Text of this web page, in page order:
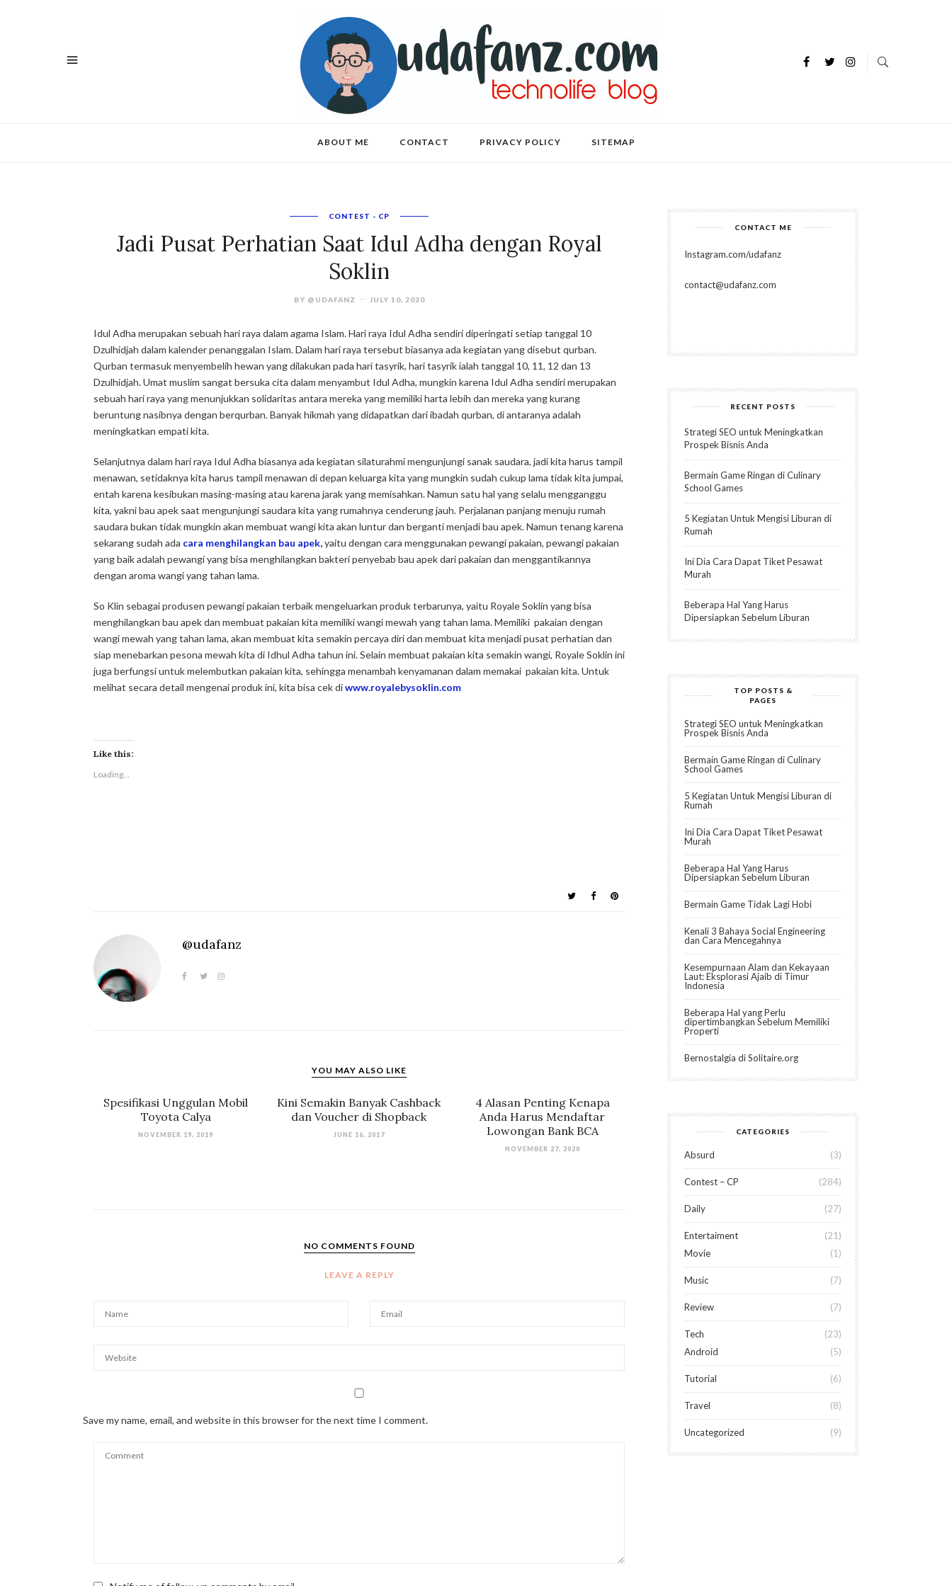
ABOUT ME CONTACT PRIVACY POLICY SITEMAP
CONTEST - CP
Jadi Pusat Perhatian Saat Idul Adha dengan Royal
Soklin
BY @UDAFANZ JULY 10, 2020
Idul Adha merupakan sebuah hari raya dalam agama Islam. Hari raya Idul Adha sendiri diperingati setiap tanggal 10
Dzulhidjah dalam kalender penanggalan Islam. Dalam hari raya tersebut biasanya ada kegiatan yang disebut qurban.
Qurban termasuk menyembelih hewan yang dilakukan pada haritasyrik, haritasyrikialah tanggal 10, 11, 12 dan 13
Dzulhidjah. Umat muslim sangat bersuka cita dalam menyambut Idul Adha, mungkin karena Idul Adha sendiri merupakan
sebuah hari raya yang menunjukkan solidaritas antara mereka yang memiliki harta lebih dan mereka yang kurang
beruntung nasibnya dengan berqurban. Banyak hikmah yang didapatkan dari ibadah qurban, di antaranya adalah
meningkatkan empati kita.
Selanjutnya dalam hari raya Idul Adha biasanya ada kegiatan silaturahmi mengunjungi sanak saudara, jadi kita harus tampil
menawan, setidaknya kita harus tampil menawan di depan keluarga kita yang mungkin sudah cukup lama tidak kita jumpai,
entah karena kesibukan masing-masing atau karena jarak yang memisahkan. Namun satu hal yang selalu mengganggu
kita, yakni bau apek saat mengunjungi saudara kita yang rumahnya cenderung jauh. Perjalanan panjang menuju rumah
saudara bukan tidak mungkin akan membuat wangi kita akan luntur dan berganti menjadi bau apek. Namun tenang karena
sekarang sudah ada cara menghilangkan bau apek,yaitu dengan cara menggunakan pewangi pakaian, pewangi pakaian
yang baik adalah pewangi yang bisa menghilangkan bakteri penyebab bau apek dari pakaian dan menggantikannya
dengan aroma wangi yang tahan lama.
So Klin sebagai produsen pewangi pakaian terbaik mengeluarkan produk terbarunya, yaitu Royale Soklin yang bisa
menghilangkan bau apek dan membuat pakaian kita memiliki wangi mewah yang tahan lama. Memiliki pakaian dengan
wangi mewah yang tahan lama, akan membuat kita semakin percaya diri dan membuat kita menjadi pusat perhatian dan
siap menebarkan pesona mewah kita di Idhul Adha tahun ini. Selain membuat pakaian kita semakin wangi, Royale Soklin ini
juga berfungsi untuk melembutkan pakaian kita, sehingga menambah kenyamanan dalam memakai pakaian kita. Untuk
melihat secara detail mengenai produk ini, kita bisa cek diwww.royalebysoklin.com
Like this:
Loading...
@udafanz
YOU MAY ALSO LIKE
Spesifikasi Unggulan Mobil
Toyota Calya
NOVEMBER 19, 2019
Kini Semakin Banyak Cashback
dan Voucher di Shopback
JUNE 16, 2017
4 Alasan Penting Kenapa
Anda Harus Mendaftar
Lowongan Bank BCA
NOVEMBER 27, 2020
NO COMMENTS FOUND
LEAVE A REPLY
Save my name, email, and website in this browser for the next time I comment.
CONTACT ME
Instagram.com/udafanz
contact@udafanz.com
RECENT POSTS
Strategi SEO untuk Meningkatkan
Prospek Bisnis Anda
Bermain Game Ringan di Culinary
School Games
5 Kegiatan Untuk Mengisi Liburan di
Rumah
Ini Dia Cara Dapat Tiket Pesawat
Murah
Beberapa Hal Yang Harus
Dipersiapkan Sebelum Liburan
TOP POSTS &
PAGES
Strategi SEO untuk Meningkatkan
Prospek Bisnis Anda
Bermain Game Ringan di Culinary
School Games
5 Kegiatan Untuk Mengisi Liburan di
Rumah
Ini Dia Cara Dapat Tiket Pesawat
Murah
Beberapa Hal Yang Harus
Dipersiapkan Sebelum Liburan
Bermain Game Tidak Lagi Hobi
Kenali 3 Bahaya Social Engineering
dan Cara Mencegahnya
Kesempurnaan Alam dan Kekayaan
Laut: Eksplorasi Ajaib di Timur
Indonesia
Beberapa Hal yang Perlu
dipertimbangkan Sebelum Memiliki
Properti
Bernostalgia di Solitaire.org
CATEGORIES
Absurd 3
Contest – CP 284
Daily 27
Entertaiment
21
Movie
1
Music 7
Review 7
Tech
23
Android
5
Tutorial 6
Travel 8
Uncategorized 9